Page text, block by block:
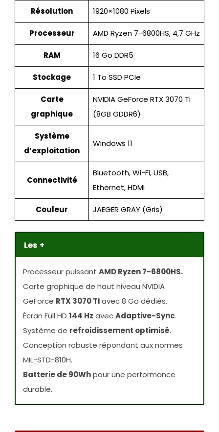
Résolution 1920×1080 Pixels
Processeur AMD Ryzen 7-6800HS, 4,7 GHz
RAM 16 Go DDR5
Stockage 1 To SSD PCIe
Carte
graphique
NVIDIA GeForce RTX 3070 Ti
(8GB GDDR6)
Système
d’exploitation
Windows 11
Connectivité
Bluetooth, Wi-Fi, USB,
Ethernet, HDMI
Couleur JAEGER GRAY (Gris)
Les +
Processeur puissant AMD Ryzen 7-6800HS.
Carte graphique de haut niveau NVIDIA
GeForce RTX 3070 Tiavec 8 Go dédiés.
Écran Full HD 144 Hz avecAdaptive-Sync.
Système de refroidissement optimisé.
Conception robuste répondant aux normes
MIL-STD-810H.
Batterie de 90Whpour une performance
durable.